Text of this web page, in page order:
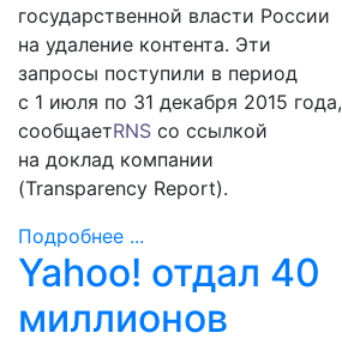
государственной власти России
на удаление контента. Эти
запросы поступили в период
с 1 июля по 31 декабря 2015 года,
сообщаетRNS со ссылкой
на доклад компании
(Transparency Report).
Подробнее ...
Yahoo! отдал 40
миллионов